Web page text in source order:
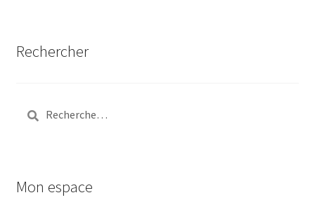
Rechercher
Rechercher :
Mon espace